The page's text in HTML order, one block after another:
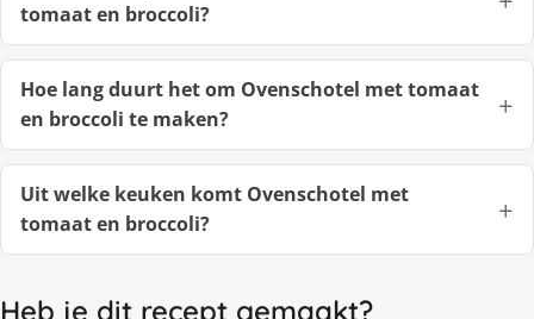
tomaat en broccoli?
Hoe lang duurt het om Ovenschotel met tomaat
en broccoli te maken?
Uit welke keuken komt Ovenschotel met
tomaat en broccoli?
Heb je dit recept gemaakt?